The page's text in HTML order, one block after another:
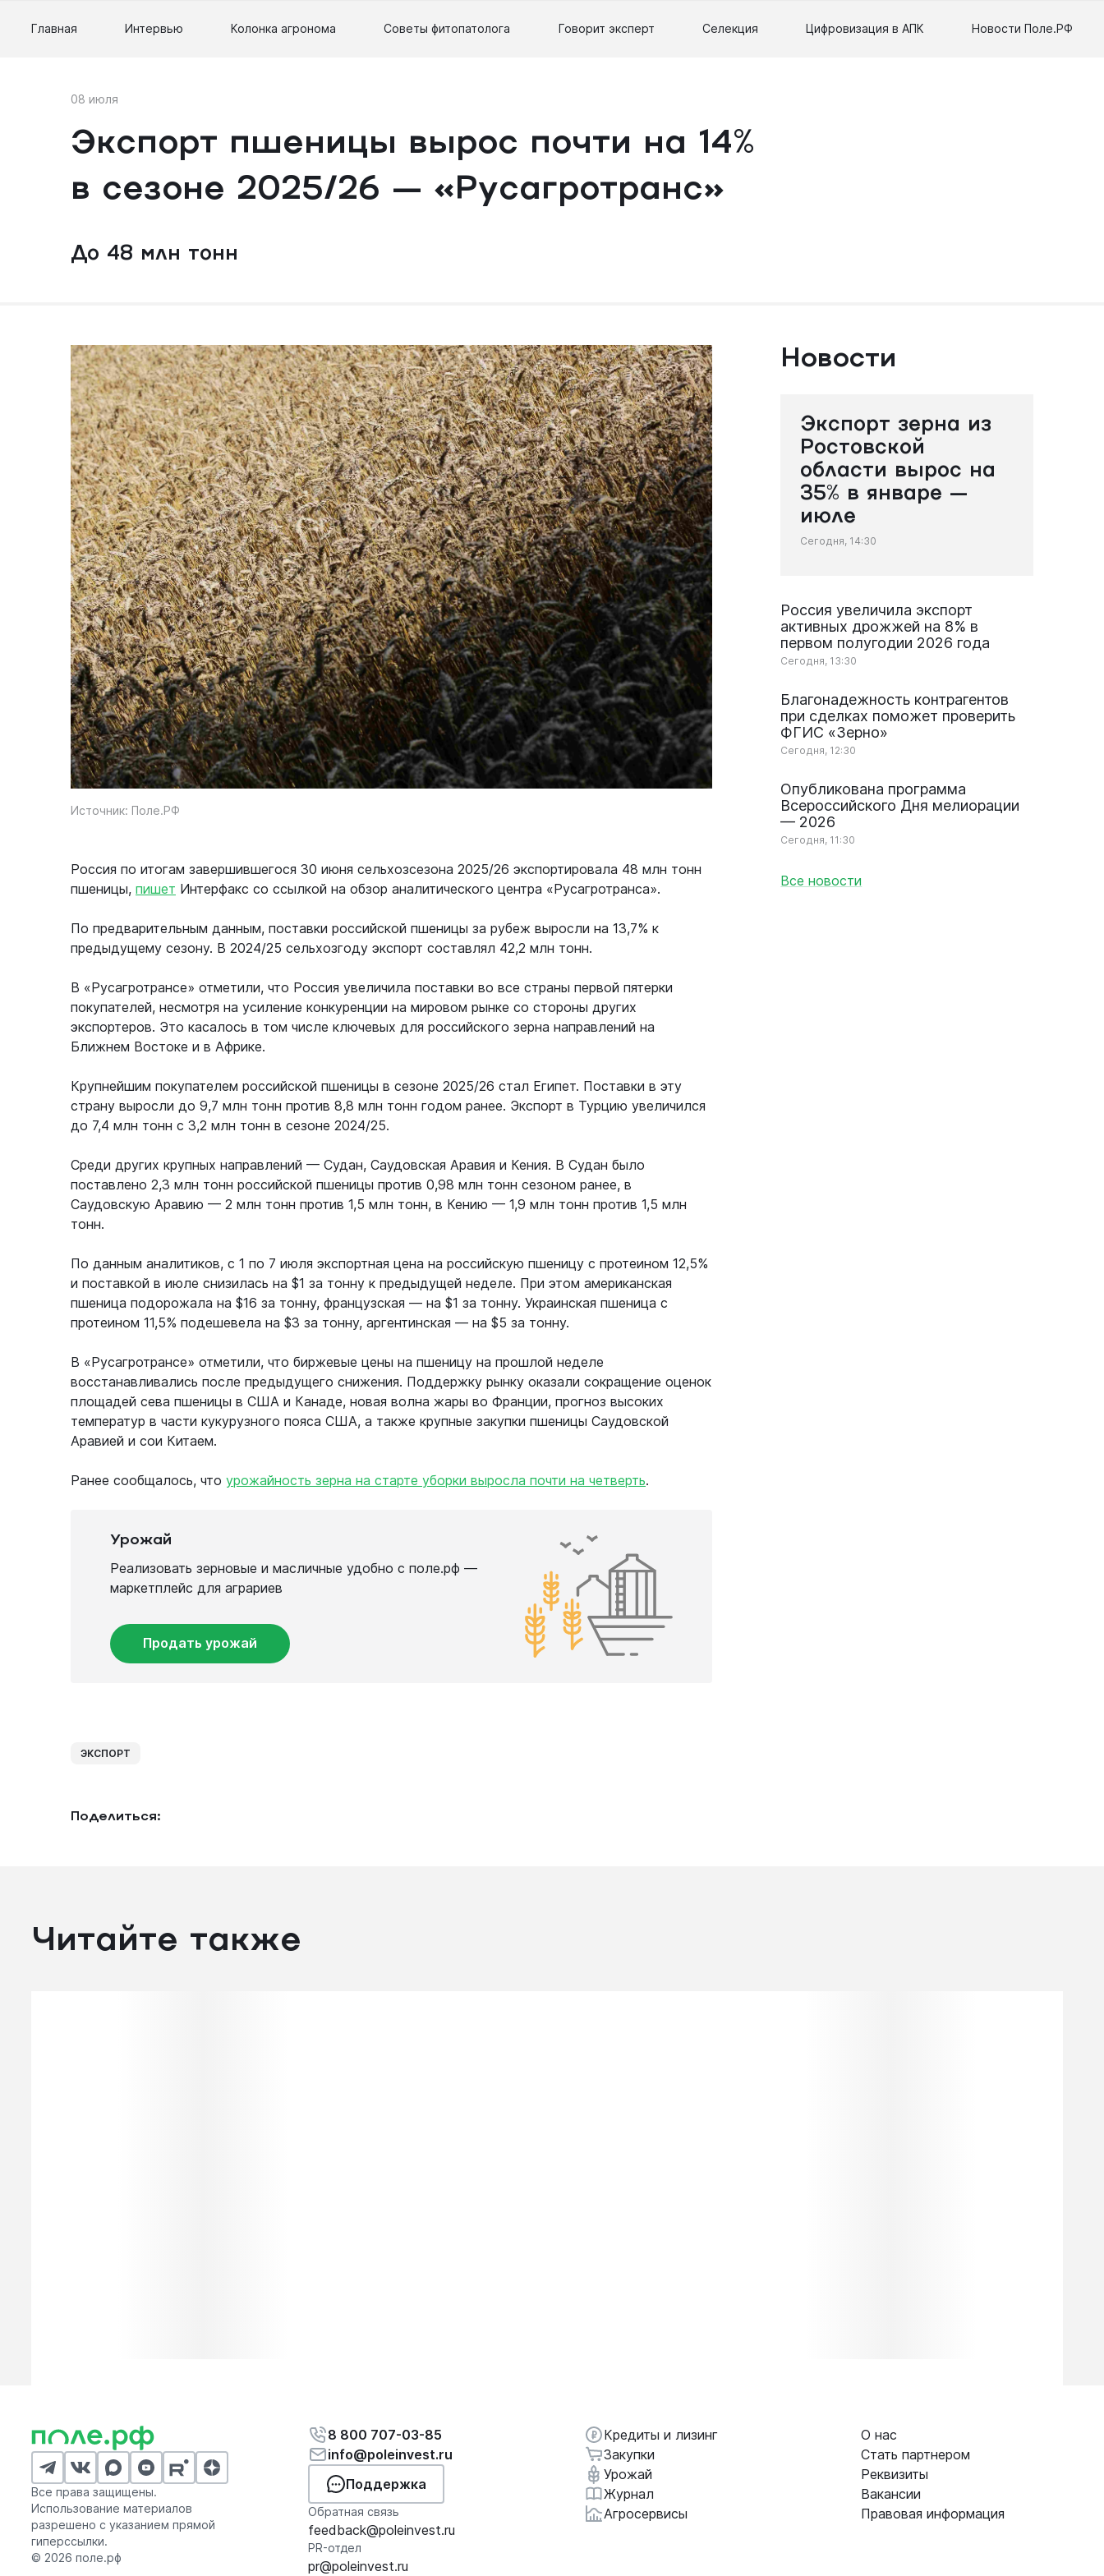
Главная Интервью Колонка агронома Советы фитопатолога Говорит эксперт Селекция Цифровизация в АПК Новости Поле.РФ
08 июля
Экспорт пшеницы вырос почти на 14%
в сезоне 2025/26 — «Русагротранс»
До 48 млн тонн
Источник: Поле.РФ
Россия по итогам завершившегося 30 июня сельхозсезона 2025/26 экспортировала 48 млн тонн
пшеницы, пишет Интерфакс со ссылкой на обзор аналитического центра «Русагротранса».
По предварительным данным, поставки российской пшеницы за рубеж выросли на 13,7% к
предыдущему сезону. В 2024/25 сельхозгоду экспорт составлял 42,2 млн тонн.
В «Русагротрансе» отметили, что Россия увеличила поставки во все страны первой пятерки
покупателей, несмотря на усиление конкуренции на мировом рынке со стороны других
экспортеров. Это касалось в том числе ключевых для российского зерна направлений на
Ближнем Востоке и в Африке.
Крупнейшим покупателем российской пшеницы в сезоне 2025/26 стал Египет. Поставки в эту
страну выросли до 9,7 млн тонн против 8,8 млн тонн годом ранее. Экспорт в Турцию увеличился
до 7,4 млн тонн с 3,2 млн тонн в сезоне 2024/25.
Среди других крупных направлений — Судан, Саудовская Аравия и Кения. В Судан было
поставлено 2,3 млн тонн российской пшеницы против 0,98 млн тонн сезоном ранее, в
Саудовскую Аравию — 2 млн тонн против 1,5 млн тонн, в Кению — 1,9 млн тонн против 1,5 млн
тонн.
По данным аналитиков, с 1 по 7 июля экспортная цена на российскую пшеницу с протеином 12,5%
и поставкой в июле снизилась на $1 за тонну к предыдущей неделе. При этом американская
пшеница подорожала на $16 за тонну, французская — на $1 за тонну. Украинская пшеница с
протеином 11,5% подешевела на $3 за тонну, аргентинская — на $5 за тонну.
В «Русагротрансе» отметили, что биржевые цены на пшеницу на прошлой неделе
восстанавливались после предыдущего снижения. Поддержку рынку оказали сокращение оценок
площадей сева пшеницы в США и Канаде, новая волна жары во Франции, прогноз высоких
температур в части кукурузного пояса США, а также крупные закупки пшеницы Саудовской
Аравией и сои Китаем.
Ранее сообщалось, что урожайность зерна на старте уборки выросла почти на четверть.
Урожай
Реализовать зерновые и масличные удобно с поле.рф —
маркетплейс для аграриев
Продать урожай
ЭКСПОРТ
Поделиться:
Новости
Экспорт зерна из
Ростовской
области вырос на
35% в январе —
июле
Сегодня, 14:30
Россия увеличила экспорт
активных дрожжей на 8% в
первом полугодии 2026 года
Сегодня, 13:30
Благонадежность контрагентов
при сделках поможет проверить
ФГИС «Зерно»
Сегодня, 12:30
Опубликована программа
Всероссийского Дня мелиорации
— 2026
Сегодня, 11:30
Все новости
Читайте также
Кредиты и лизинг
Закупки
Урожай
Журнал
Агросервисы
8 800 707-03-85
info@poleinvest.ru
Поддержка
Обратная связь
feedback@poleinvest.ru
PR-отдел
pr@poleinvest.ru
О нас
Стать партнером
Реквизиты
Вакансии
Правовая информация
Все права защищены.
Использование материалов
разрешено с указанием прямой
гиперссылки.
© 2026 поле.рф